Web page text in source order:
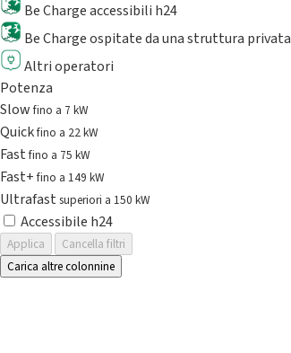
Be Charge accessibili h24
Be Charge ospitate da una struttura privata
Altri operatori
Potenza
Slowfino a 7 kW
Quickfino a 22 kW
Fastfino a 75 kW
Fast+fino a 149 kW
Ultrafast superiori a 150 kW
Accessibile h24
Applica
Cancella filtri
Carica altre colonnine